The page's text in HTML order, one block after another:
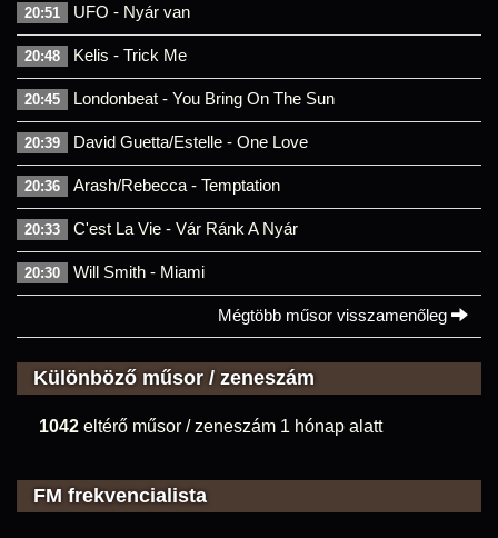
20:51 UFO - Nyár van
20:48 Kelis - Trick Me
20:45 Londonbeat - You Bring On The Sun
20:39 David Guetta/Estelle - One Love
20:36 Arash/Rebecca - Temptation
20:33 C'est La Vie - Vár Ránk A Nyár
20:30 Will Smith - Miami
Mégtöbb műsor visszamenőleg
Különböző műsor / zeneszám
1042 eltérő műsor / zeneszám 1 hónap alatt
FM frekvencialista